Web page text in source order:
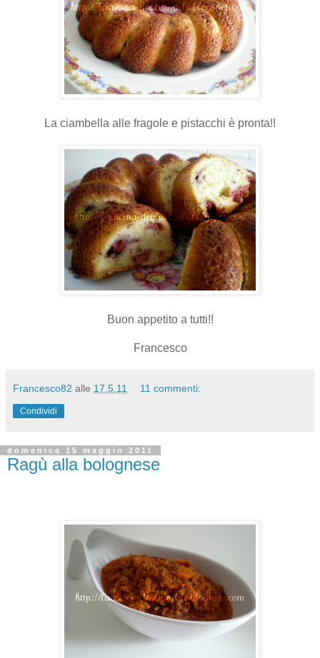
La ciambella alle fragole e pistacchi è pronta!!
Buon appetito a tutti!!
Francesco
Francesco82 alle 17.5.11 11 commenti:
Condividi
domenica 15 maggio 2011
Ragù alla bolognese